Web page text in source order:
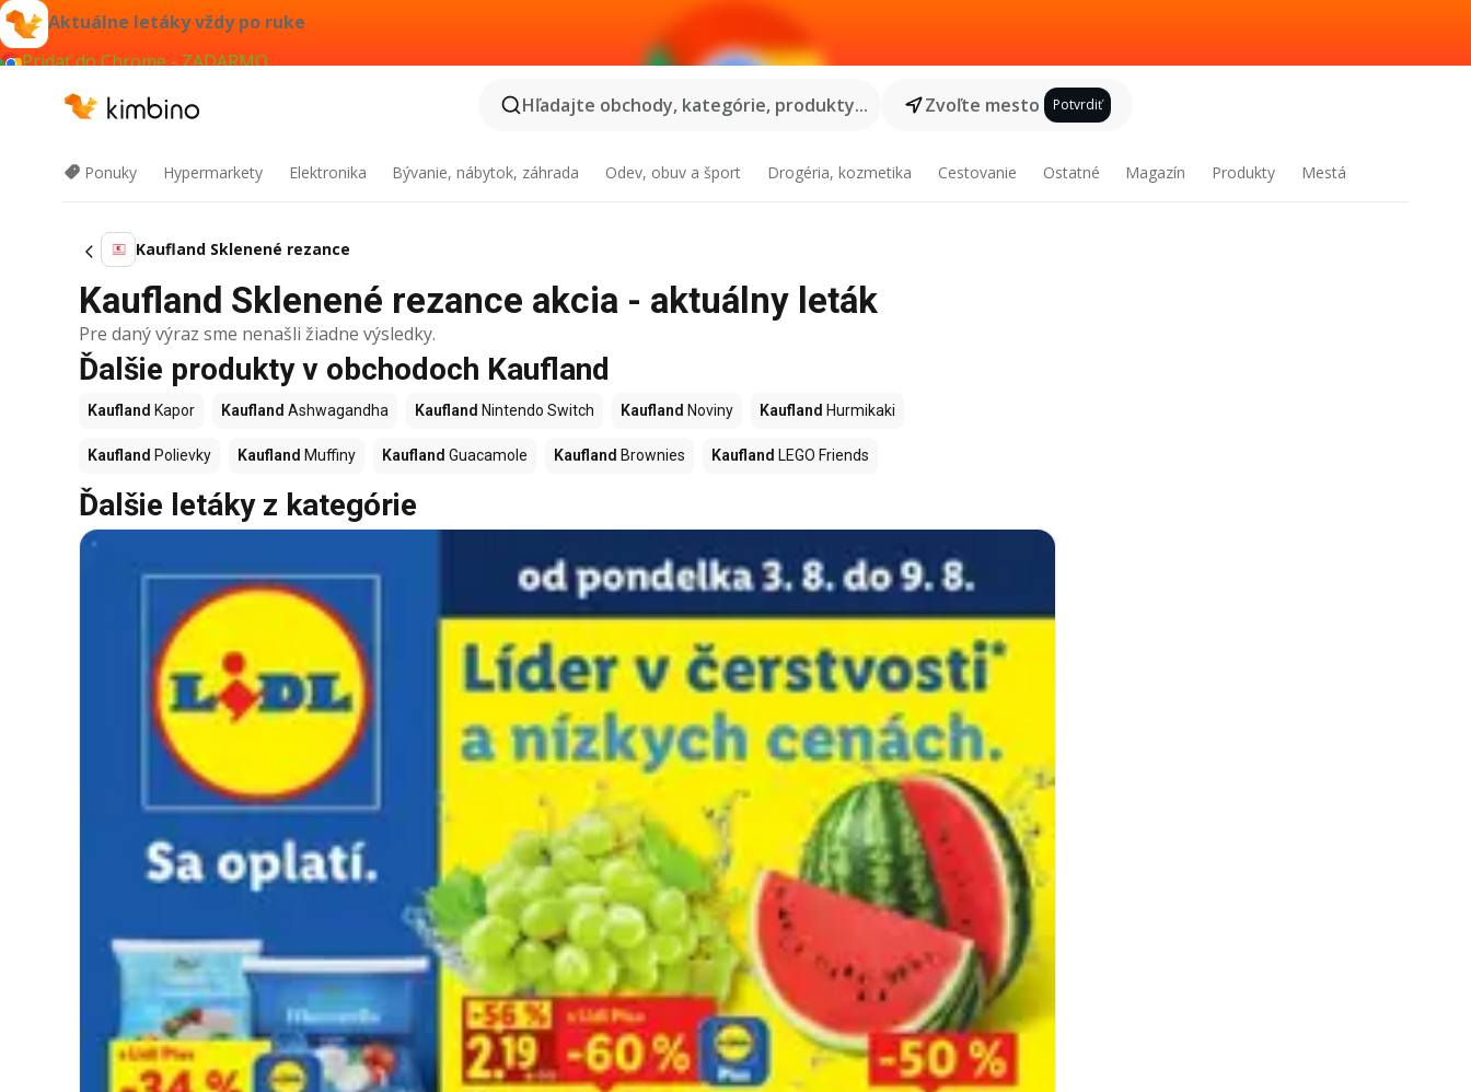
Aktuálne letáky vždy po ruke
Pridať do Chrome - ZADARMO
Hľadajte obchody, kategórie, produkty...
Zvoľte mesto Potvrdiť
Ponuky Hypermarkety Elektronika Bývanie, nábytok, záhrada Odev, obuv a šport Drogéria, kozmetika Cestovanie Ostatné Magazín Produkty Mestá
Kaufland Sklenené rezance
Kaufland Sklenené rezance akcia - aktuálny leták
Pre daný výraz sme nenašli žiadne výsledky.
Ďalšie produkty v obchodoch Kaufland
Kaufland Kapor Kaufland Ashwagandha Kaufland Nintendo Switch Kaufland Noviny Kaufland Hurmikaki
Kaufland Polievky Kaufland Muffiny Kaufland Guacamole Kaufland Brownies Kaufland LEGO Friends
Ďalšie letáky z kategórie